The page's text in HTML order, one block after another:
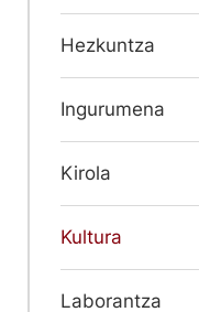
Hezkuntza
Ingurumena
Kirola
Kultura
Laborantza